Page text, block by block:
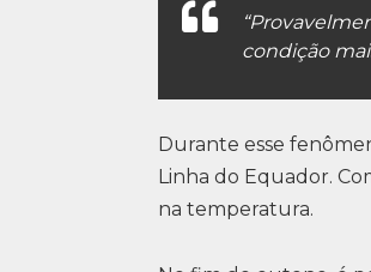
condição
Durante esse
Linha do Equador.
na temperatura.